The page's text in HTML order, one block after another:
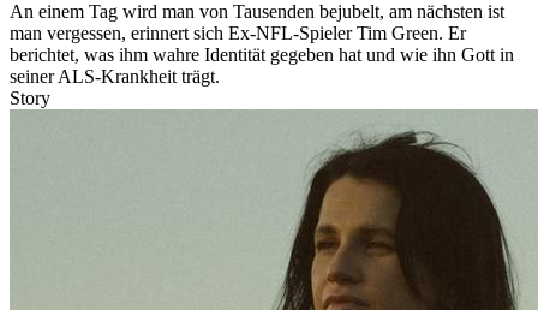
An einem Tag wird man von Tausenden bejubelt, am nächsten ist
man vergessen, erinnert sich Ex-NFL-Spieler Tim Green. Er
berichtet, was ihm wahre Identität gegeben hat und wie ihn Gott in
seiner ALS-Krankheit trägt.
Story